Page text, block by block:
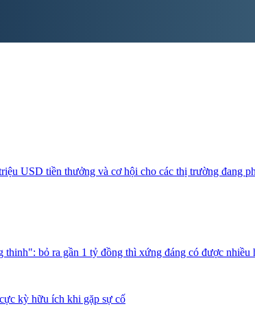
USD tiền thưởng và cơ hội cho các thị trường đang
bỏ ra gần 1 tỷ đồng thì xứng đáng có được nhiều
kỳ hữu ích khi gặp sự cố